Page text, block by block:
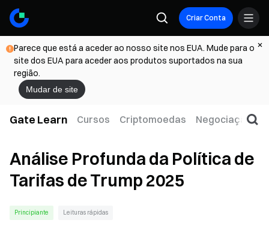
Criar Conta
Parece que está a aceder ao nosso site nos EUA. Mude para o
site dos EUA para aceder aos produtos suportados na sua
região.
Mudar de site
Gate Learn Cursos Criptomoedas Negociação
Análise Profunda da Política de
Tarifas de Trump 2025
Principiante Leituras rápidas